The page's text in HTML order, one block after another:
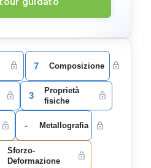
7 Composizione
3
Proprietà
fisiche
- Metallografia
Sforzo-
Deformazione